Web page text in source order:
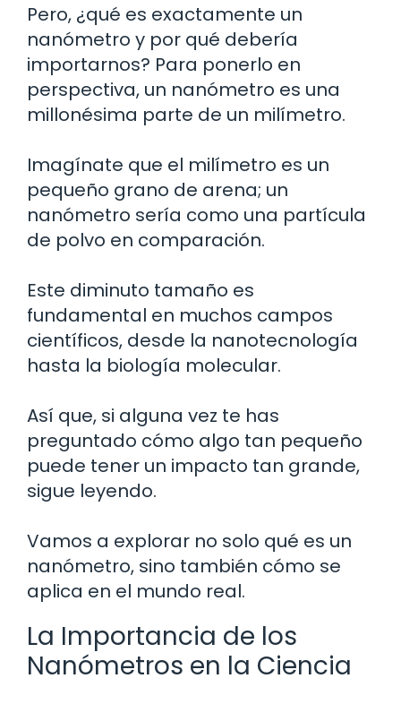
Pero, ¿qué es exactamente un
nanómetro y por qué debería
importarnos? Para ponerlo en
perspectiva, un nanómetro es una
millonésima parte de un milímetro.
Imagínate que el milímetro es un
pequeño grano de arena; un
nanómetro sería como una partícula
de polvo en comparación.
Este diminuto tamaño es
fundamental en muchos campos
científicos, desde la nanotecnología
hasta la biología molecular.
Así que, si alguna vez te has
preguntado cómo algo tan pequeño
puede tener un impacto tan grande,
sigue leyendo.
Vamos a explorar no solo qué es un
nanómetro, sino también cómo se
aplica en el mundo real.
La Importancia de los
Nanómetros en la Ciencia